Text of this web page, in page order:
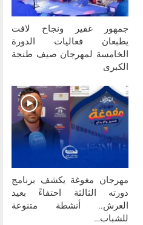
جمهور غفير ونجاح لافت
يطبعان فعاليات الدورة
الخامسة لمهرجان صيف طنجة
الكبرى
مهرجان مغوغة يكشف برنامج
دورته الثالثة احتفاءً بعيد
العرش.. أنشطة متنوعة
للشباب…